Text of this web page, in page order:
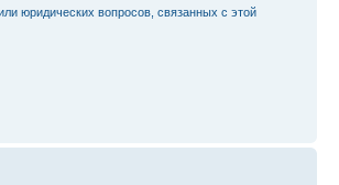
юридических вопросов, связанных с этой